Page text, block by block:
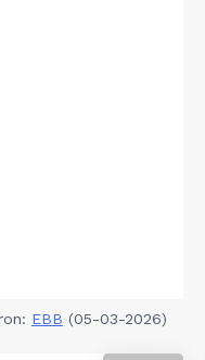
EBB (05-03-2026)